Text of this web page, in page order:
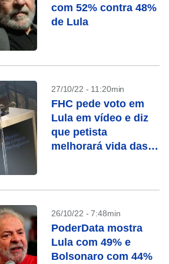
com 52% contra 48%
de Lula
27/10/22 - 11:20min
FHC pede voto em
Lula em vídeo e diz
que petista
melhorará vida das
26/10/22 - 7:48min
PoderData mostra
Lula com 49% e
Bolsonaro com 44%